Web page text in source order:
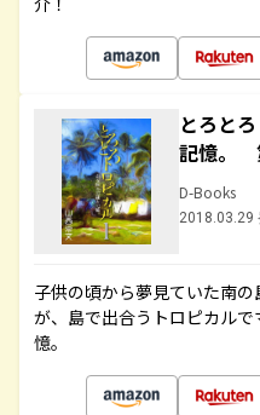
とろと
記憶。
D-Books
2018.03.29
子供の頃から夢見ていた南
が、島で出合うトロピカル
憶。